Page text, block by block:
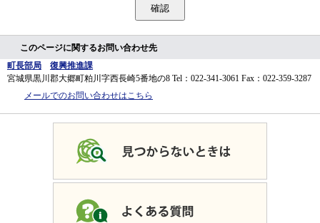
このページに関するお問い合わせ先
町長部局
復興推進課
宮城県黒川郡大郷町粕川字西長崎5番地の8 Tel：022-341-3061 Fax：022-359-3287
メールでのお問い合わせはこちら